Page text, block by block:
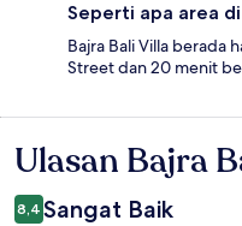
Seperti apa area
Bajra Bali Villa berada
Street dan 20 menit
Ulasan
Ulasan Bajra
8,4 Sangat Baik